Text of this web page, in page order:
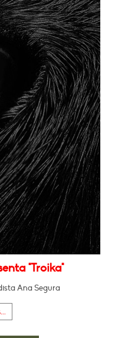
"Troika"
Ana Segura